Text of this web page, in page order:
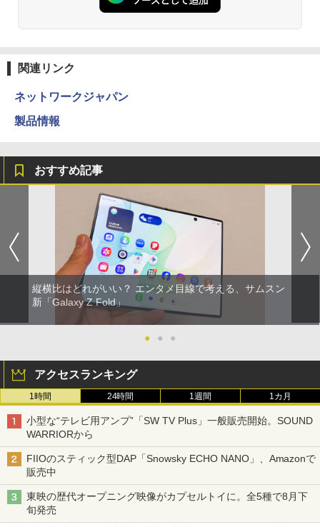
関連リンク
ネットワークジャパン
製品情報
おすすめ記事
縦横比はどれがいい？ エンタメ目線で考える、サムスン
新「Galaxy Z Fold」
● ● ●
アクセスランキング
1時間 24時間 1週間 1カ月
小型な“テレビ用アンプ”「SW TV Plus」一般販売開始。SOUND
WARRIORから
FIIOのスティック型DAP「Snowsky ECHO NANO」、Amazonで
販売中
東映の歴代オープニング映像がカプセルトイに。全5種で8月下
旬発売